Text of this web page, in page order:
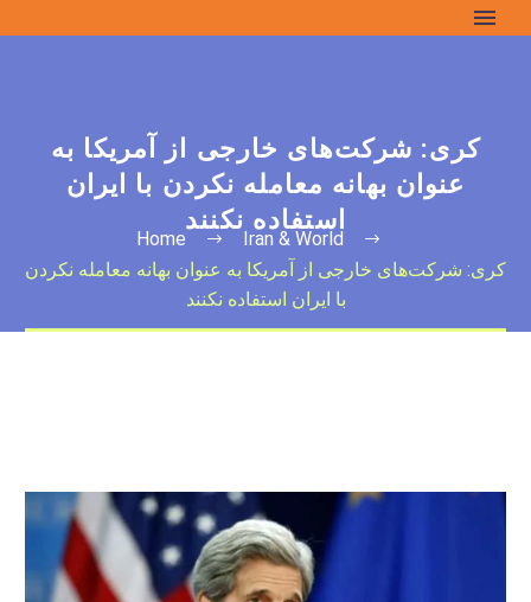
کری: شرکت‌های خارجی از آمریکا به
عنوان بهانه معامله نکردن با ایران
استفاده نکنند
Home
Iran & World
کری: شرکت‌های خارجی از آمریکا به عنوان بهانه معامله نکردن
با ایران استفاده نکنند